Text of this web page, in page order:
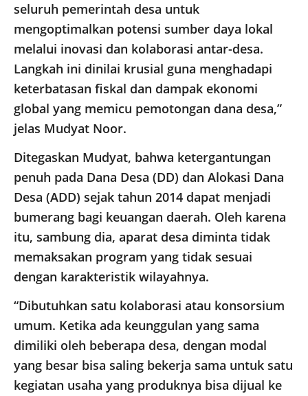
seluruh pemerintah desa untuk
mengoptimalkan potensi sumber daya lokal
melalui inovasi dan kolaborasi antar-desa.
Langkah ini dinilai krusial guna menghadapi
keterbatasan fiskal dan dampak ekonomi
global yang memicu pemotongan dana desa,”
jelas Mudyat Noor.
Ditegaskan Mudyat, bahwa ketergantungan
penuh pada Dana Desa (DD) dan Alokasi Dana
Desa (ADD) sejak tahun 2014 dapat menjadi
bumerang bagi keuangan daerah. Oleh karena
itu, sambung dia, aparat desa diminta tidak
memaksakan program yang tidak sesuai
dengan karakteristik wilayahnya.
“Dibutuhkan satu kolaborasi atau konsorsium
umum. Ketika ada keunggulan yang sama
dimiliki oleh beberapa desa, dengan modal
yang besar bisa saling bekerja sama untuk satu
kegiatan usaha yang produknya bisa dijual ke